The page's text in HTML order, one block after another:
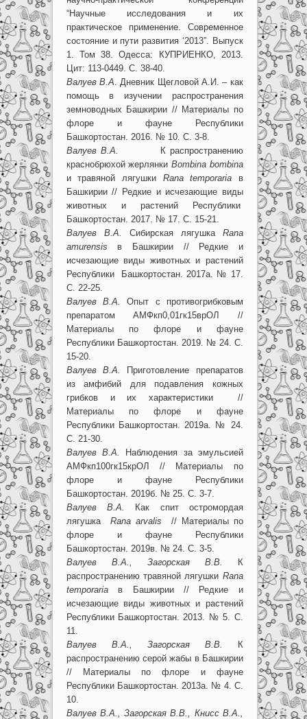
“Научные исследования и их
практическое применение. Современное
состояние и пути развития ‘2013”. Выпуск
1. Том 38. Одесса: КУПРИЕНКО, 2013.
Цит: 113-0449. С. 38-40.
Валуев В.А . Дневник Щегловой А.И. – как
помощь в изучении распространения
земноводных Башкирии // Материалы по
флоре и фауне Республики
Башкортостан. 2016. № 10. C. 3-8.
Валуев В.А.
К распространению
краснобрюхой жерлянкиBombina bombina
и травяной лягушки Rana temporaria в
Башкирии // Редкие и исчезающие виды
животных и растений Республики
Башкортостан. 2017. № 17. С. 15-21.
Валуев В.А.
Сибирская лягушка Rana
amurensis в Башкирии // Редкие и
исчезающие виды животных и растений
Республики Башкортостан. 2017а. № 17.
С. 22-25.
Валуев В.А.
Опыт с противогрибковым
препаратом АМФкп0,01гк15врОЛ //
Материалы по флоре и фауне
Республики Башкортостан. 2019. № 24. С.
15-20.
Валуев В.А.
Приготовление препаратов
из амфибий для подавления кожных
грибков и их характеристики //
Материалы по флоре и фауне
Республики Башкортостан. 2019а. № 24.
С. 21-30.
Валуев В.А.
Наблюдения за эмульсией
АМФкп100гк15крОЛ // Материалы по
флоре и фауне Республики
Башкортостан. 2019б. № 25. С. 3-7.
Валуев В.А.
Как спит остромордая
лягушка Rana arvalis // Материалы по
флоре и фауне Республики
Башкортостан. 2019в. № 24. С. 3-5.
Валуев В.А., Загорская В.В.
К
распространению травяной лягушки Rana
temporariaв Башкирии // Редкие и
исчезающие виды животных и растений
Республики Башкортостан. 2013. № 5. С.
11.
Валуев В.А., Загорская В.В.
К
распространению серой жабы в Башкирии
// Материалы по флоре и фауне
Республики Башкортостан. 2013а. № 4. С.
10.
Валуев В.А., Загорская В.В., Книсс В.А.,